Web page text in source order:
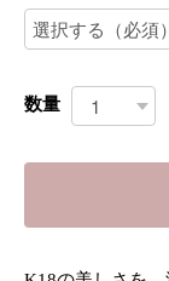
数量